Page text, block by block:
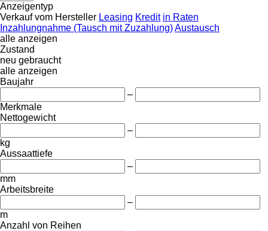
Anzeigentyp
Verkauf vom Hersteller Leasing Kredit in Raten
Inzahlungnahme (Tausch mit Zuzahlung)Austausch
alle anzeigen
Zustand
neu gebraucht
alle anzeigen
Baujahr
–
Merkmale
Nettogewicht
–
kg
Aussaattiefe
–
mm
Arbeitsbreite
–
m
Anzahl von Reihen